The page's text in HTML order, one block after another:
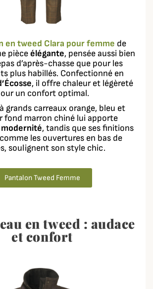
en tweed Clara pour femme de
pièce élégante, pensée aussi bien
d’après-chasse que pour les
plus habillés. Confectionné en
, il offre chaleur et légèreté
un confort optimal.
grands carreaux orange, bleu et
fond marron chiné lui apporte
, tandis que ses finitions
les ouvertures en bas de
soulignent son style chic.
Pantalon Tweed Femme
en tweed : audace
et confort